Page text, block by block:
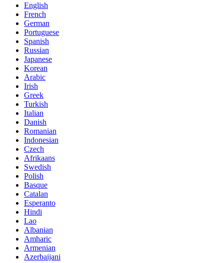
English
French
German
Portuguese
Spanish
Russian
Japanese
Korean
Arabic
Irish
Greek
Turkish
Italian
Danish
Romanian
Indonesian
Czech
Afrikaans
Swedish
Polish
Basque
Catalan
Esperanto
Hindi
Lao
Albanian
Amharic
Armenian
Azerbaijani